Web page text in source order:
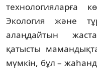
технологияларға
Экология және
алаңдайтын
қатысты
мүмкін, бұл –